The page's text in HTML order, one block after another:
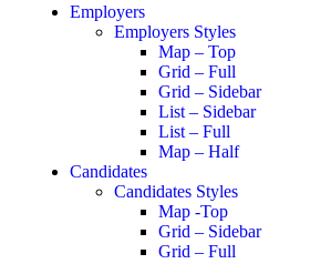
Employers
Employers Styles
Map – Top
Grid – Full
Grid – Sidebar
List – Sidebar
List – Full
Map – Half
Candidates
Candidates Styles
Map -Top
Grid – Sidebar
Grid – Full